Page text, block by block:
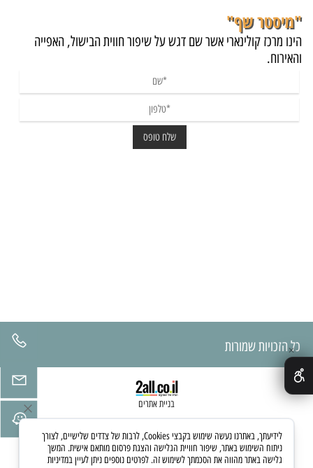
"מיסטר שף"
הינו מרכז קולינארי אשר שם דגש על שיפור חווית הבישול, האפייה
והאירוח.
כל הזכויות שמורות
בניית אתרים
✕
לידיעתך, באתרנו נעשה שימוש בקבצי Cookies, לרבות של צדדים שלישיים, לצורך
ניתוח השימוש באתר, שיפור חוויית הגלישה והצגת פרסום מותאם אישית. המשך
גלישה באתר מהווה את הסכמתך לשימוש זה. לפרטים נוספים ניתן לעיין במדיניות